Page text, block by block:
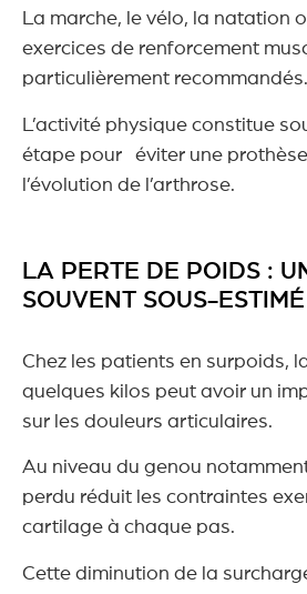
La marche, le vélo, la natation
exercices de renforcement
particulièrement recommandés.
L’activité physique constitue
étape pour éviter une
l’évolution de l’arthrose.
LA PERTE DE POIDS :
SOUVENT SOUS-ESTIMÉ
Chez les patients en surpoids,
quelques kilos peut avoir un
sur les douleurs articulaires.
Au niveau du genou
perdu réduit les contraintes
cartilage à chaque pas.
Cette diminution de la